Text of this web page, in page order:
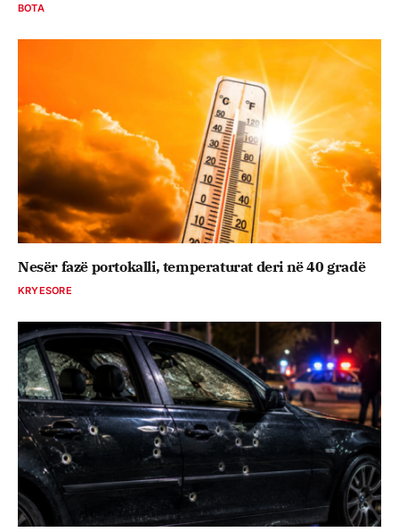
BOTA
Nesër fazë portokalli, temperaturat deri në 40 gradë
KRYESORE